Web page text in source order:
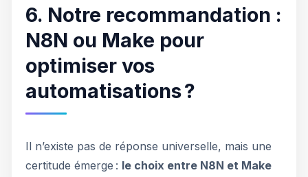
6. Notre recommandation :
N8N ou Make pour
optimiser vos
automatisations ?
Il n’existe pas de réponse universelle, mais une
certitude émerge : le choix entre N8N et Make